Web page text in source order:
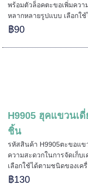
พร้อมตัวล็อคตะขอเพิ่มควา
หลากหลายรูปแบบ เลือกใ
฿90
H9905 ฮุคแขวนเ
ชิ้น
รหัสสินค้า H9905ตะขอแข
ความสะดวกในการจัดเก็บ
เลือกใช้ได้ตามชนิดของเค
฿130